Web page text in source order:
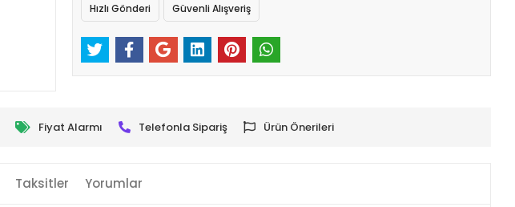
Hızlı Gönderi Güvenli Alışveriş
Fiyat Alarmı Telefonla Sipariş Ürün Önerileri
Taksitler Yorumlar